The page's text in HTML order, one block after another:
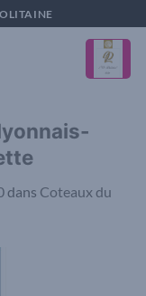
dans Coteaux du